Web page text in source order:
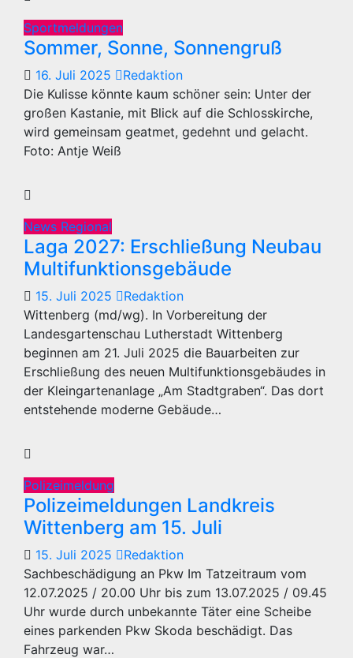
Sportmeldungen
Sommer, Sonne, Sonnengruß
16. Juli 2025
Redaktion
Die Kulisse könnte kaum schöner sein: Unter der
großen Kastanie, mit Blick auf die Schlosskirche,
wird gemeinsam geatmet, gedehnt und gelacht.
Foto: Antje Weiß
News Regional
Laga 2027: Erschließung Neubau
Multifunktionsgebäude
15. Juli 2025
Redaktion
Wittenberg (md/wg). In Vorbereitung der
Landesgartenschau Lutherstadt Wittenberg
beginnen am 21. Juli 2025 die Bauarbeiten zur
Erschließung des neuen Multifunktionsgebäudes in
der Kleingartenanlage „Am Stadtgraben“. Das dort
entstehende moderne Gebäude…
Polizeimeldung
Polizeimeldungen Landkreis
Wittenberg am 15. Juli
15. Juli 2025
Redaktion
Sachbeschädigung an Pkw Im Tatzeitraum vom
12.07.2025 / 20.00 Uhr bis zum 13.07.2025 / 09.45
Uhr wurde durch unbekannte Täter eine Scheibe
eines parkenden Pkw Skoda beschädigt. Das
Fahrzeug war…